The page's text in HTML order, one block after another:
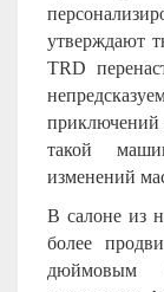
утверждают
TRD
приключений
такой
изменений
В салоне из
более
дюймовым